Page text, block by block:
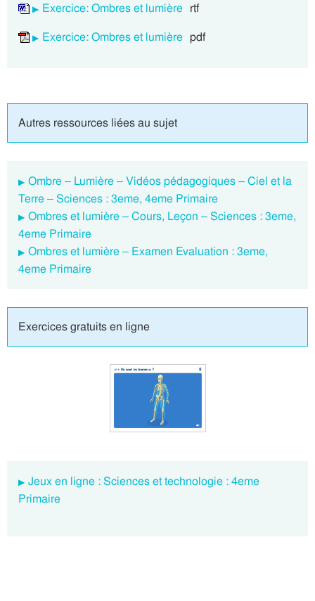
Exercice: Ombres et lumière rtf
Exercice: Ombres et lumière pdf
Autres ressources liées au sujet
Ombre – Lumière – Vidéos pédagogiques – Ciel et la
Terre – Sciences : 3eme, 4eme Primaire
Ombres et lumière – Cours, Leçon – Sciences : 3eme,
4eme Primaire
Ombres et lumière – Examen Evaluation : 3eme,
4eme Primaire
Exercices gratuits en ligne
Jeux en ligne : Sciences et technologie : 4eme
Primaire